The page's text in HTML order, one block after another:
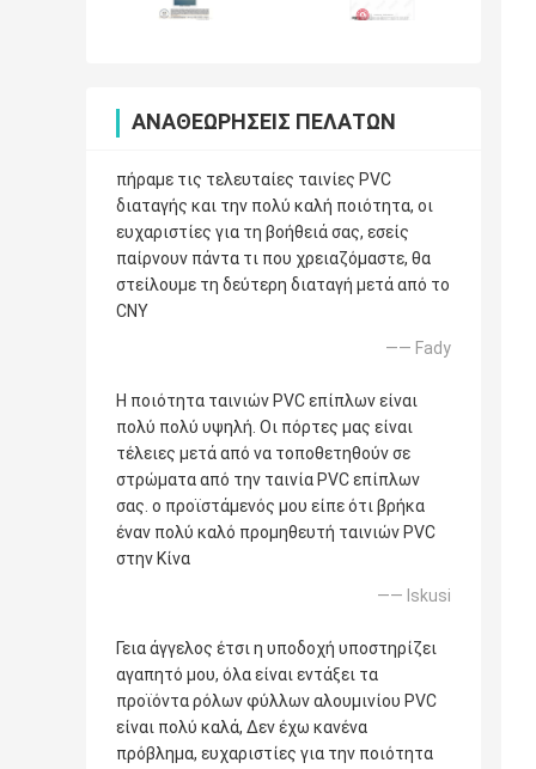
ΑΝΑΘΕΩΡΉΣΕΙΣ ΠΕΛΑΤΏΝ
πήραμε τις τελευταίες ταινίες PVC
διαταγής και την πολύ καλή ποιότητα, οι
ευχαριστίες για τη βοήθειά σας, εσείς
παίρνουν πάντα τι που χρειαζόμαστε, θα
στείλουμε τη δεύτερη διαταγή μετά από το
CNY
—— Fady
Η ποιότητα ταινιών PVC επίπλων είναι
πολύ πολύ υψηλή. Οι πόρτες μας είναι
τέλειες μετά από να τοποθετηθούν σε
στρώματα από την ταινία PVC επίπλων
σας. ο προϊστάμενός μου είπε ότι βρήκα
έναν πολύ καλό προμηθευτή ταινιών PVC
στην Κίνα
—— Iskusi
Γεια άγγελος έτσι η υποδοχή υποστηρίζει
αγαπητό μου, όλα είναι εντάξει τα
προϊόντα ρόλων φύλλων αλουμινίου PVC
είναι πολύ καλά, Δεν έχω κανένα
πρόβλημα, ευχαριστίες για την ποιότητα